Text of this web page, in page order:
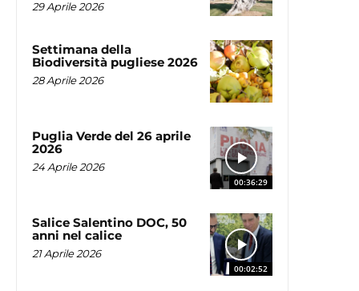
29 Aprile 2026
Settimana della
Biodiversità pugliese 2026
28 Aprile 2026
00:36:29
Puglia Verde del 26 aprile
2026
24 Aprile 2026
00:02:52
Salice Salentino DOC, 50
anni nel calice
21 Aprile 2026